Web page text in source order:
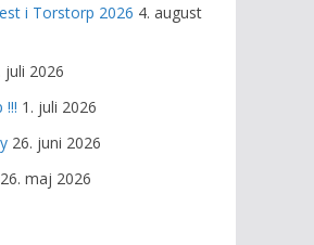
i Torstorp 2026 4. august
juli 2026
1. juli 2026
26. juni 2026
26. maj 2026